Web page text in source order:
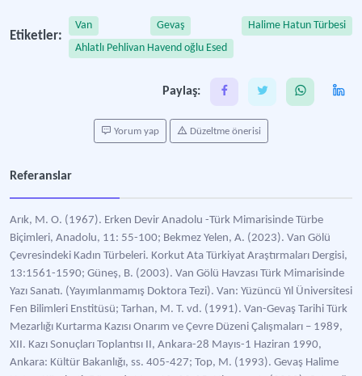
Etiketler:
Van Gevaş
Halime Hatun Türbesi
Ahlatlı Pehlivan Havend oğlu Esed
Paylaş:
Yorum yap Düzeltme önerisi
Referanslar
Arık, M. O. (1967). Erken Devir Anadolu -Türk Mimarisinde Türbe
Biçimleri, Anadolu, 11: 55-100; Bekmez Yelen, A. (2023). Van Gölü
Çevresindeki Kadın Türbeleri. Korkut Ata Türkiyat Araştırmaları Dergisi,
13:1561-1590; Güneş, B. (2003). Van Gölü Havzası Türk Mimarisinde
Yazı Sanatı. (Yayımlanmamış Doktora Tezi). Van: Yüzüncü Yıl Üniversitesi
Fen Bilimleri Enstitüsü; Tarhan, M. T. vd. (1991). Van-Gevaş Tarihi Türk
Mezarlığı Kurtarma Kazısı Onarım ve Çevre Düzeni Çalışmaları – 1989,
XII. Kazı Sonuçları Toplantısı II, Ankara-28 Mayıs-1 Haziran 1990,
Ankara: Kültür Bakanlığı, ss. 405-427; Top, M. (1993). Gevaş Halime